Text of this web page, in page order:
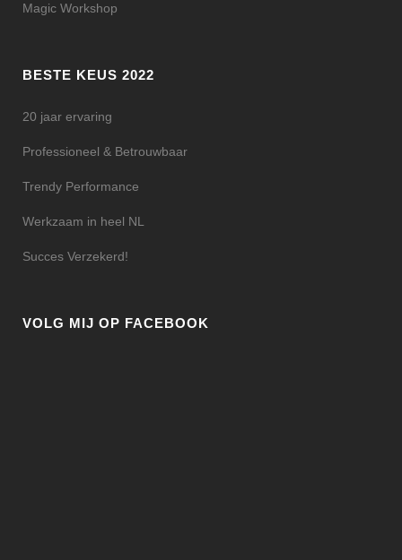
Magic Workshop
BESTE KEUS 2022
20 jaar ervaring
Professioneel & Betrouwbaar
Trendy Performance
Werkzaam in heel NL
Succes Verzekerd!
VOLG MIJ OP FACEBOOK